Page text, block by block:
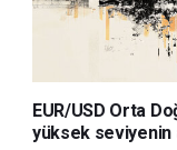
EUR/USD Orta
yüksek seviyenin